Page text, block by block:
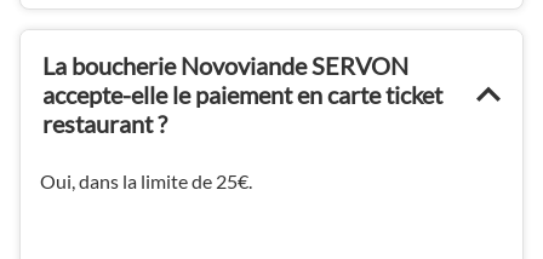
La boucherie Novoviande SERVON
accepte-elle le paiement en carte ticket
restaurant ?
Oui, dans la limite de 25€.